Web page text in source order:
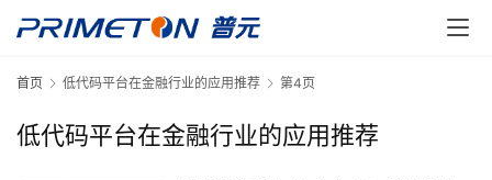
首页 低代码平台在金融行业的应用推荐 第4页
低代码平台在金融行业的应用推荐